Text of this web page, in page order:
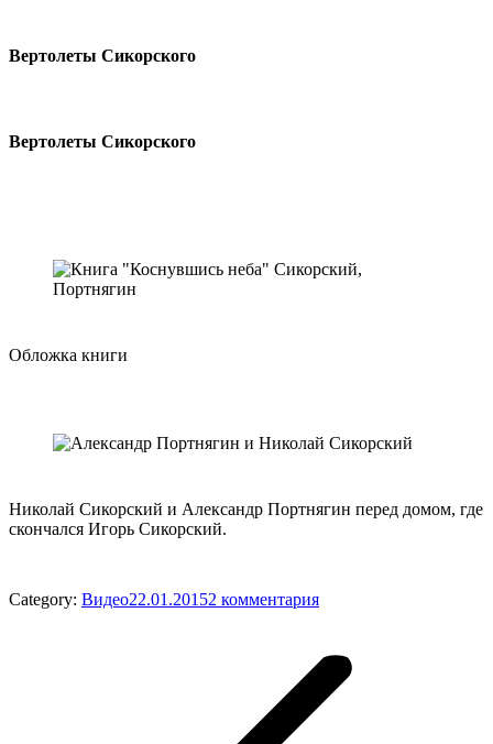
Вертолеты Сикорского
Вертолеты Сикорского
Обложка книги
Николай Сикорский и Александр Портнягин перед домом, где
скончался Игорь Сикорский.
Category: Видео22.01.20152 комментария